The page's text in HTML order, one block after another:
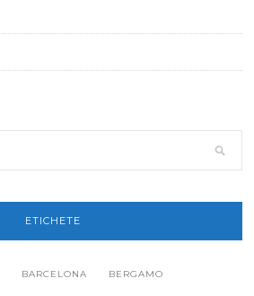
ETICHETE
BARCELONA BERGAMO